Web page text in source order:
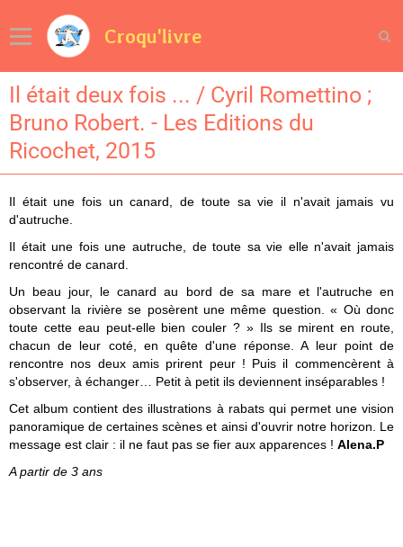
Croqu'livre
Il était deux fois ... / Cyril Romettino ;
Bruno Robert. - Les Editions du
Ricochet, 2015
Il était une fois un canard, de toute sa vie il n'avait jamais vu
d'autruche.
Il était une fois une autruche, de toute sa vie elle n'avait jamais
rencontré de canard.
Un beau jour, le canard au bord de sa mare et l'autruche en
observant la rivière se posèrent une même question. « Où donc
toute cette eau peut-elle bien couler ? » Ils se mirent en route,
chacun de leur coté, en quête d'une réponse.A leur point de
rencontre nos deux amis prirent peur ! Puis il commencèrent à
s'observer, à échanger… Petit à petit ils deviennent inséparables !
Cet album contient des illustrations à rabats qui permet une vision
panoramique de certaines scènes et ainsi d'ouvrir notre horizon. Le
message est clair : il ne faut pas se fier aux apparences ! Alena.P
A partir de 3 ans